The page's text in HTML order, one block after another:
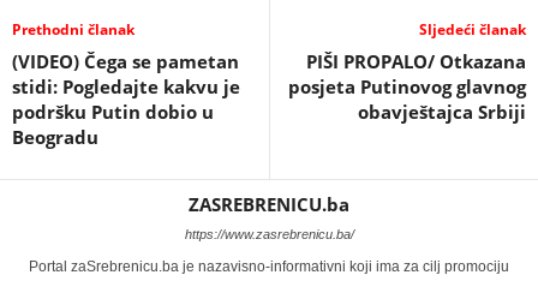
Prethodni članak
(VIDEO) Čega se pametan
stidi: Pogledajte kakvu je
podršku Putin dobio u
Beogradu
Sljedeći članak
PIŠI PROPALO/ Otkazana
posjeta Putinovog glavnog
obavještajca Srbiji
ZASREBRENICU.ba
https://www.zasrebrenicu.ba/
Portal zaSrebrenicu.ba je nazavisno-informativni koji ima za cilj promociju